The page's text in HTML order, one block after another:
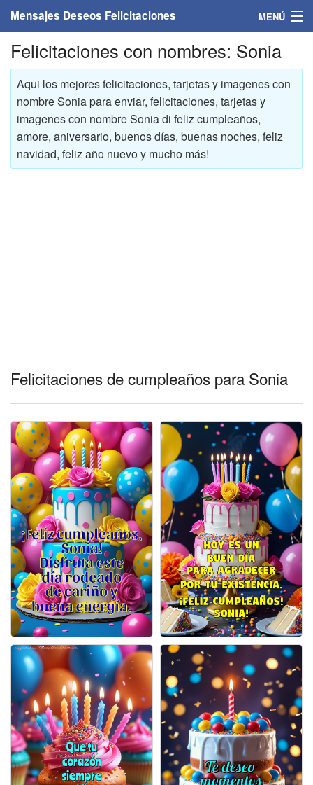
Mensajes Deseos Felicitaciones MENÚ
Home
Mensajes
Felicitaciones
Felicitaciones con nombres
Entrar
Felicitaciones con nombres: Sonia
Aqui los mejores felicitaciones, tarjetas y imagenes con
nombre Sonia para enviar, felicitaciones, tarjetas y
imagenes con nombre Sonia di feliz cumpleaños,
amore, aniversario, buenos días, buenas noches, feliz
navidad, feliz año nuevo y mucho más!
Felicitaciones de cumpleaños para Sonia